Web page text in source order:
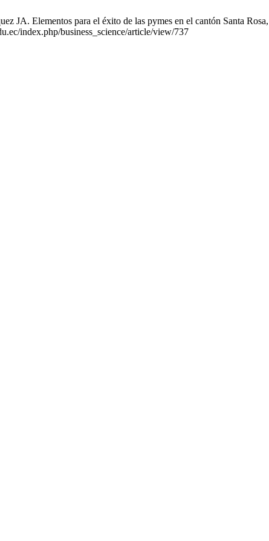
JA. Elementos para el éxito de las pymes en el cantón Santa
index.php/business_science/article/view/737